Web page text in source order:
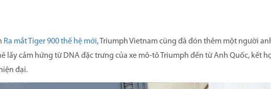
Ra mắt Tiger 900 thế hệ mới, Triumph Vietnam cũng đã đón thêm một người
lấy cảm hứng từ DNA đặc trưng của xe mô-tô Triumph đến từ Anh Quốc, kết
đại.